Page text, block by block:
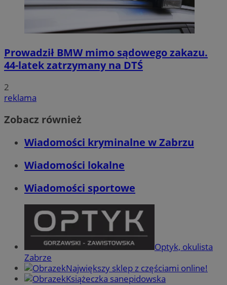
Prowadził BMW mimo sądowego zakazu.
44-latek zatrzymany na DTŚ
2
reklama
Zobacz również
Wiadomości kryminalne w Zabrzu
Wiadomości lokalne
Wiadomości sportowe
Optyk, okulista
Zabrze
Największy sklep z częściami online!
Książeczka sanepidowska